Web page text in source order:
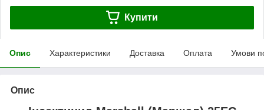
Купити
Опис Характеристики Доставка Оплата Умови
Опис